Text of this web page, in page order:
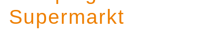
Supermarkt